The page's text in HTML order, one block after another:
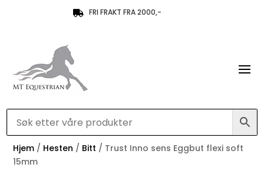
 FRI FRAKT FRA 2000,-
Hjem / Hesten / Bitt / Trust Inno sens Eggbut flexi soft
15mm